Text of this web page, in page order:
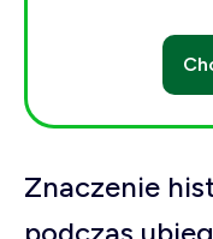
Znaczenie